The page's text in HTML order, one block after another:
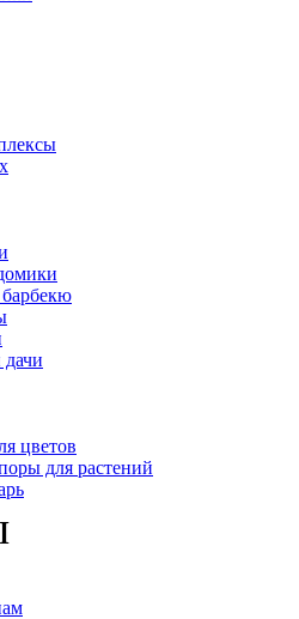
цветов
для растений